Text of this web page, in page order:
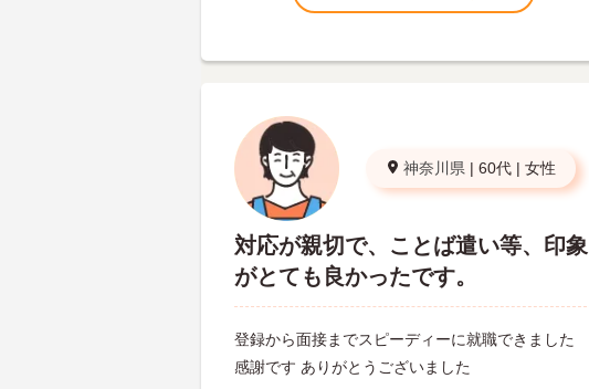
神奈川県 | 60代 | 女性
対応が親切で、ことば遣い等、印象
がとても良かったです。
登録から面接までスピーディーに就職できました
感謝です ありがとうございました